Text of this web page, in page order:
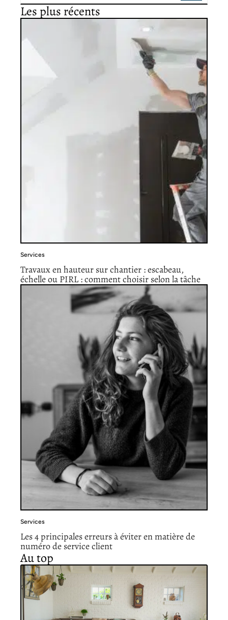
Les plus récents
Services
Travaux en hauteur sur chantier : escabeau,
échelle ou PIRL : comment choisir selon la tâche
Services
Les 4 principales erreurs à éviter en matière de
numéro de service client
Au top